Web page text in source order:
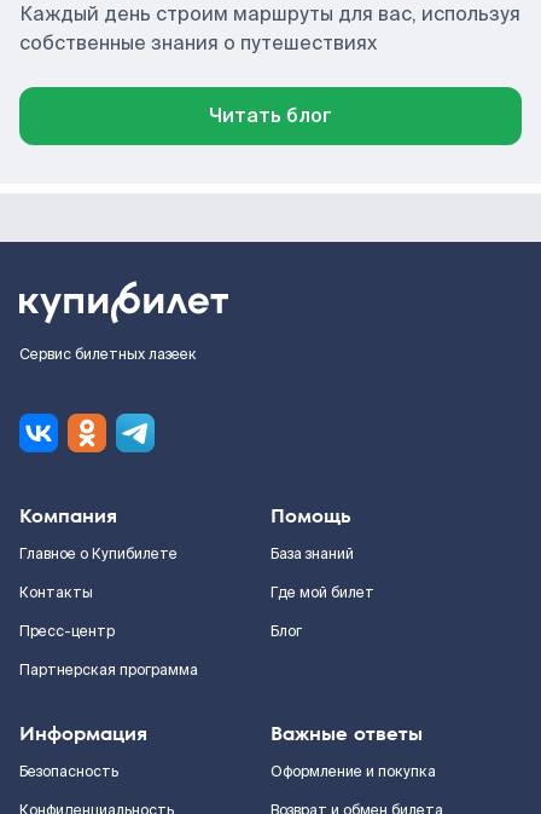
Каждый день строим маршруты для вас, используя
собственные знания о путешествиях
Читать блог
Сервис билетных лазеек
Компания
Главное о Купибилете
Контакты
Пресс-центр
Партнерская программа
Помощь
База знаний
Где мой билет
Блог
Информация
Безопасность
Важные ответы
Оформление и покупка